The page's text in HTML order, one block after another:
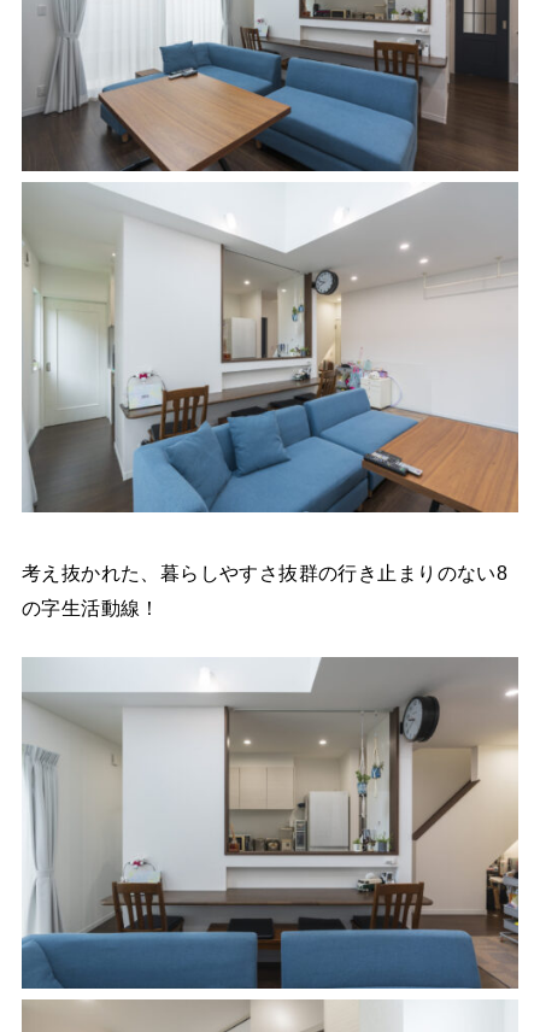
考え抜かれた、暮らしやすさ抜群の行き止まりのない8
の字生活動線！